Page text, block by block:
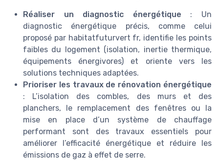
Réaliser un diagnostic énergétique : Un
diagnostic énergétique précis, comme celui
proposé par habitatfuturvert fr, identifie les points
faibles du logement (isolation, inertie thermique,
équipements énergivores) et oriente vers les
solutions techniques adaptées.
Prioriser les travaux de rénovation énergétique
: L’isolation des combles, des murs et des
planchers, le remplacement des fenêtres ou la
mise en place d’un système de chauffage
performant sont des travaux essentiels pour
améliorer l’efficacité énergétique et réduire les
émissions de gaz à effet de serre.